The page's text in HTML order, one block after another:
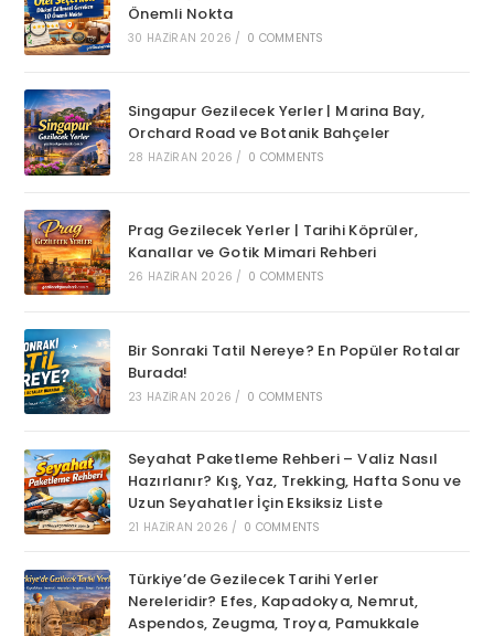
Önemli Nokta
30 HAZIRAN 2026 / 0 COMMENTS
Singapur Gezilecek Yerler | Marina Bay,
Orchard Road ve Botanik Bahçeler
28 HAZIRAN 2026 / 0 COMMENTS
Prag Gezilecek Yerler | Tarihi Köprüler,
Kanallar ve Gotik Mimari Rehberi
26 HAZIRAN 2026 / 0 COMMENTS
Bir Sonraki Tatil Nereye? En Popüler Rotalar
Burada!
23 HAZIRAN 2026 / 0 COMMENTS
Seyahat Paketleme Rehberi – Valiz Nasıl
Hazırlanır? Kış, Yaz, Trekking, Hafta Sonu ve
Uzun Seyahatler İçin Eksiksiz Liste
21 HAZIRAN 2026 / 0 COMMENTS
Türkiye’de Gezilecek Tarihi Yerler
Nereleridir? Efes, Kapadokya, Nemrut,
Aspendos, Zeugma, Troya, Pamukkale